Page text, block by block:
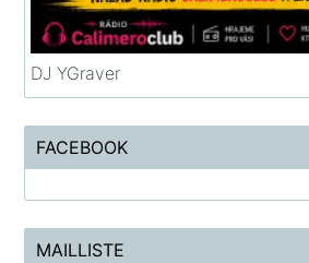
DJ YGraver
FACEBOOK
MAILLISTE